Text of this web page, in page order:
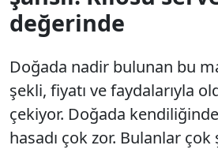
değerinde
Doğada nadir bulunan bu
şekli, fiyatı ve faydalarıyla
çekiyor. Doğada
hasadı çok zor. Bulanlar çok